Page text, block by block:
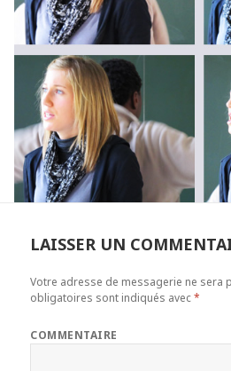
LAISSER UN
Votre adresse de messagerie ne sera
obligatoires sont indiqués avec*
COMMENTAIRE